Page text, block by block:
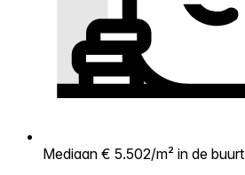
Mediaan € 5.502/m² in de buurt